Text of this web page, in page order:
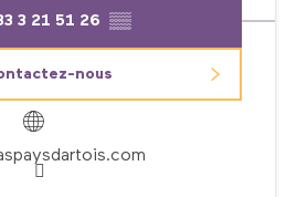
3 21 51 26 ▒▒
nous